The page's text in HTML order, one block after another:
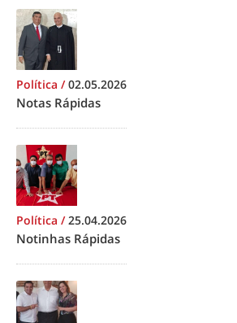
Política /02.05.2026
Notas Rápidas
Política /25.04.2026
Notinhas Rápidas